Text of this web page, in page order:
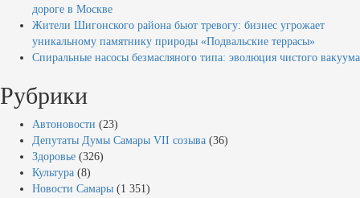
дороге в Москве
Жители Шигонского района бьют тревогу: бизнес угрожает
уникальному памятнику природы «Подвальские террасы»
Спиральные насосы безмасляного типа: эволюция чистого вакуума
Рубрики
Автоновости (23)
Депутаты Думы Самары VII созыва (36)
Здоровье (326)
Культура (8)
Новости Самары (1 351)